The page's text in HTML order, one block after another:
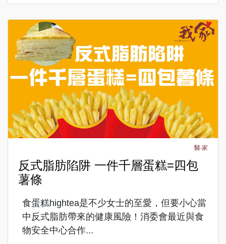
醫‧家
反式脂肪陷阱 一件千層蛋糕=四包
薯條
食蛋糕hightea是不少女士的至愛，但要小心當
中反式脂肪帶來的健康風險！消委會最近與食
物安全中心合作...